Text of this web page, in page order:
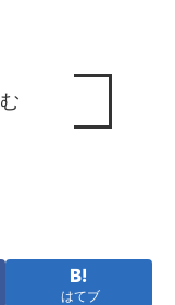
はてブ